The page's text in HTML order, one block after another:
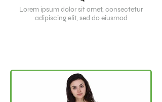
Lorem ipsum dolor sit amet, consectetur
adipiscing elit, sed do eiusmod